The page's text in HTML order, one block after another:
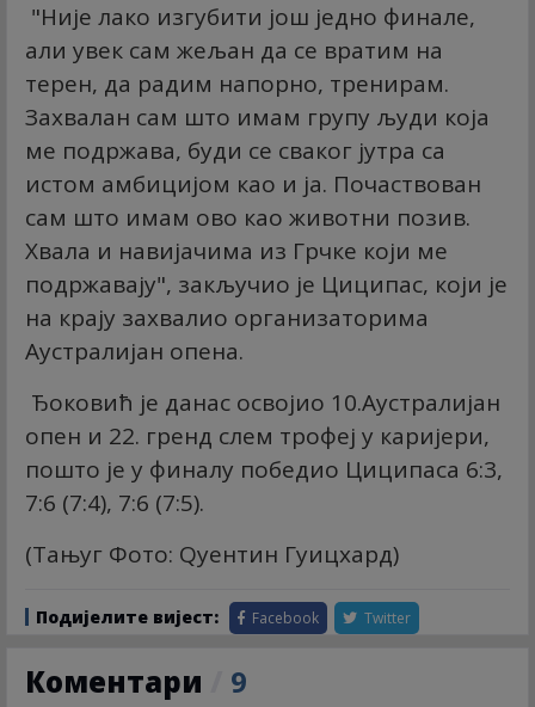
"Није лако изгубити још једно финале,
али увек сам жељан да се вратим на
терен, да радим напорно, тренирам.
Захвалан сам што имам групу људи која
ме подржава, буди се сваког јутра са
истом амбицијом као и ја. Почаствован
сам што имам ово као животни позив.
Хвала и навијачима из Грчке који ме
подржавају", закључио је Циципас, који је
на крају захвалио организаторима
Аустралијан опена.
Ђоковић је данас освојио 10.Аустралијан
опен и 22. гренд слем трофеј у каријери,
пошто је у финалу победио Циципаса 6:3,
7:6 (7:4), 7:6 (7:5).
(Тањуг Фото: Qуентин Гуицхард)
Подијелите вијест: Facebook Twitter
Коментари 9